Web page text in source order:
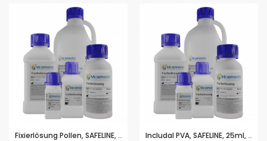
Fixierlösung Pollen, SAFELINE, 50ml, zur Verwendung in der Histologie und/oder Zytologie zum Fixieren von Pollen Includal PVA, SAFELINE, 25ml, zur Verwendung in der Histologie und/oder Zytologie zum Einbetten von entomologischen Proben, schwach sauer eingestellt